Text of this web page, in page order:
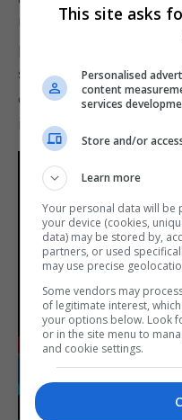
Uma nova
setembro (ou, como
conhecem, o Dia do
inglês), por volta do
Play
This site asks
Personalised
content
services
Store and/or
Learn more
Your personal data will
your device (cookies,
data) may be stored by,
partners, or used
may use precise
Some vendors may
of legitimate interest,
your options below. Look
or in the site menu to
and cookie settings.